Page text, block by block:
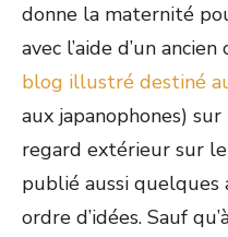
donne la maternité
avec l’aide d’un
blog illustré destiné
aux japanophones)
regard extérieur sur
publié aussi quelques
ordre d’idées. Sauf